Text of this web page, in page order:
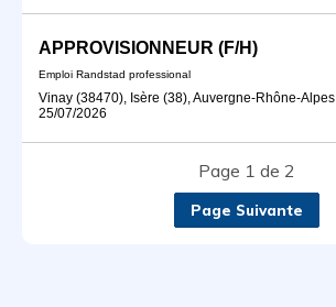
APPROVISIONNEUR (F/H)
Emploi Randstad professional
Vinay (38470), Isère (38), Auvergne-Rhône-Alpes
25/07/2026
Page 1 de 2
Page Suivante